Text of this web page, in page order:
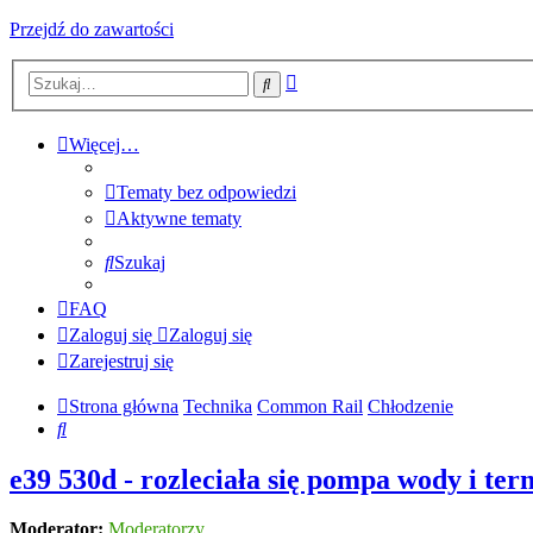
Przejdź do zawartości
Szukaj
Więcej…
Tematy bez odpowiedzi
Aktywne tematy
Szukaj
FAQ
Zaloguj się
Zaloguj się
Zarejestruj się
Strona główna Technika Common Rail Chłodzenie
Szukaj
e39 530d - rozleciała się pompa wody i